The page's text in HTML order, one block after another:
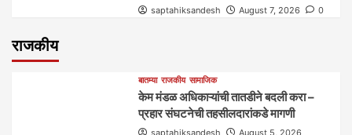
saptahiksandesh August 7, 2026 0
राजकीय
बातम्या राजकीय सामाजिक
केम मंडळ अधिकाऱ्यांची तातडीने बदली करा –
प्रहार संघटनेची तहसीलदारांकडे मागणी
saptahiksandesh
August 5, 2026